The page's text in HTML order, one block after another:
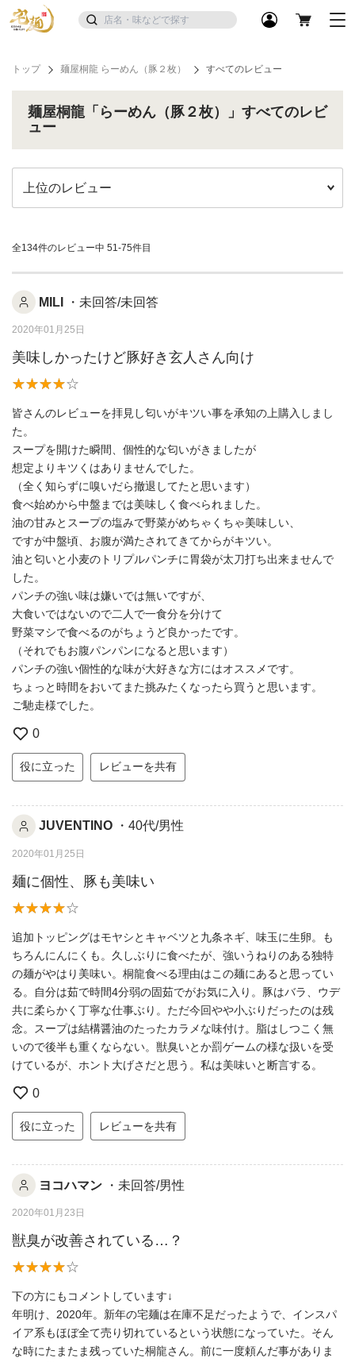
トップ 麺屋桐龍 らーめん（豚２枚） すべてのレビュー
麺屋桐龍「らーめん（豚２枚）」すべてのレビ
ュー
全134件のレビュー中 51-75件目
MILI ・未回答/未回答
2020年01月25日
美味しかったけど豚好き玄人さん向け
皆さんのレビューを拝見し匂いがキツい事を承知の上購入しまし
た。
スープを開けた瞬間、個性的な匂いがきましたが
想定よりキツくはありませんでした。
（全く知らずに嗅いだら撤退してたと思います）
食べ始めから中盤までは美味しく食べられました。
油の甘みとスープの塩みで野菜がめちゃくちゃ美味しい、
ですが中盤頃、お腹が満たされてきてからがキツい。
油と匂いと小麦のトリプルパンチに胃袋が太刀打ち出来ませんで
した。
パンチの強い味は嫌いでは無いですが、
大食いではないので二人で一食分を分けて
野菜マシで食べるのがちょうど良かったです。
（それでもお腹パンパンになると思います）
パンチの強い個性的な味が大好きな方にはオススメです。
ちょっと時間をおいてまた挑みたくなったら買うと思います。
ご馳走様でした。
0
役に立った レビューを共有
JUVENTINO ・40代/男性
2020年01月25日
麺に個性、豚も美味い
追加トッピングはモヤシとキャベツと九条ネギ、味玉に生卵。も
ちろんにんにくも。久しぶりに食べたが、強いうねりのある独特
の麺がやはり美味い。桐龍食べる理由はこの麺にあると思ってい
る。自分は茹で時間4分弱の固茹でがお気に入り。豚はバラ、ウデ
共に柔らかく丁寧な仕事ぶり。ただ今回やや小ぶりだったのは残
念。スープは結構醤油のたったカラメな味付け。脂はしつこく無
いので後半も重くならない。獣臭いとか罰ゲームの様な扱いを受
けているが、ホント大げさだと思う。私は美味いと断言する。
0
役に立った レビューを共有
ヨコハマン ・未回答/男性
2020年01月23日
獣臭が改善されている…？
下の方にもコメントしています↓
年明け、2020年。新年の宅麺は在庫不足だったようで、インスパ
イア系もほぼ全て売り切れているという状態になっていた。そん
な時にたまたま残っていた桐龍さん。前に一度頼んだ事がありま